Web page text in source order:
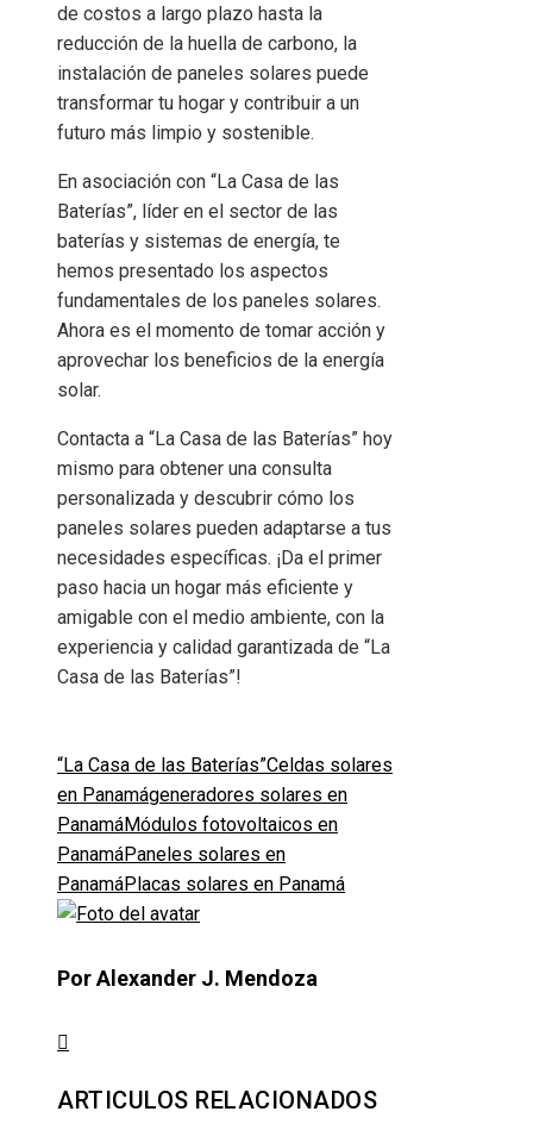
de costos a largo plazo hasta la
reducción de la huella de carbono, la
instalación de paneles solares puede
transformar tu hogar y contribuir a un
futuro más limpio y sostenible.
En asociación con “La Casa de las
Baterías”, líder en el sector de las
baterías y sistemas de energía, te
hemos presentado los aspectos
fundamentales de los paneles solares.
Ahora es el momento de tomar acción y
aprovechar los beneficios de la energía
solar.
Contacta a “La Casa de las Baterías” hoy
mismo para obtener una consulta
personalizada y descubrir cómo los
paneles solares pueden adaptarse a tus
necesidades específicas. ¡Da el primer
paso hacia un hogar más eficiente y
amigable con el medio ambiente, con la
experiencia y calidad garantizada de “La
Casa de las Baterías”!
“La Casa de las Baterías”Celdas solares
en Panamágeneradores solares en
PanamáMódulos fotovoltaicos en
PanamáPaneles solares en
PanamáPlacas solares en Panamá
Por Alexander J. Mendoza
ARTICULOS RELACIONADOS